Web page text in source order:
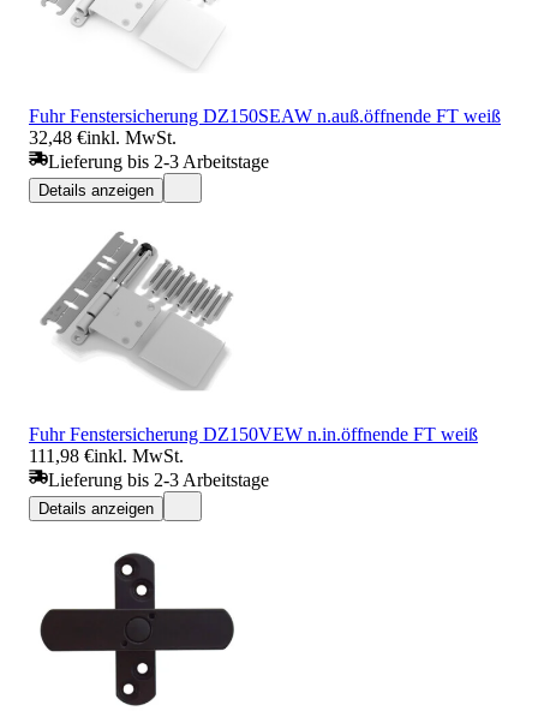
Fuhr Fenstersicherung DZ150SEAW n.auß.öffnende FT weiß
32,48 €inkl. MwSt.
Lieferung bis 2-3 Arbeitstage
Details anzeigen
Fuhr Fenstersicherung DZ150VEW n.in.öffnende FT weiß
111,98 €inkl. MwSt.
Lieferung bis 2-3 Arbeitstage
Details anzeigen